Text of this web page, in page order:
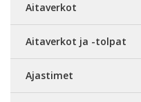
Aitaverkot
Aitaverkot ja -tolpat
Ajastimet